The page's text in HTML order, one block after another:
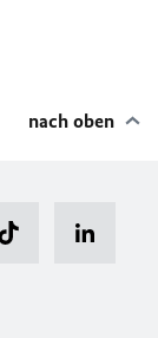
nach oben